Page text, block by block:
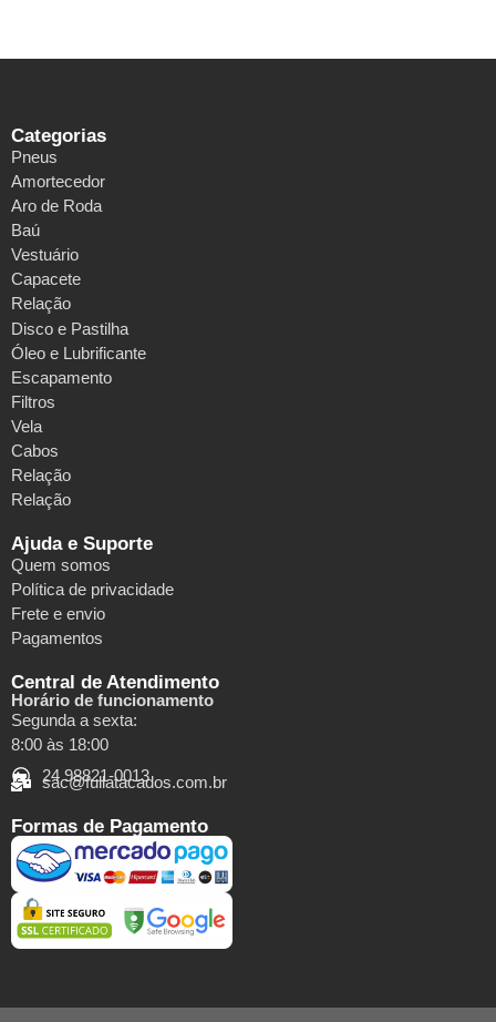
Categorias
Pneus
Amortecedor
Aro de Roda
Baú
Vestuário
Capacete
Relação
Disco e Pastilha
Óleo e Lubrificante
Escapamento
Filtros
Vela
Cabos
Relação
Relação
Ajuda e Suporte
Quem somos
Política de privacidade
Frete e envio
Pagamentos
Central de Atendimento
Horário de funcionamento
Segunda a sexta:
8:00 às 18:00
24 98821-0013
sac@fullatacados.com.br
Formas de Pagamento